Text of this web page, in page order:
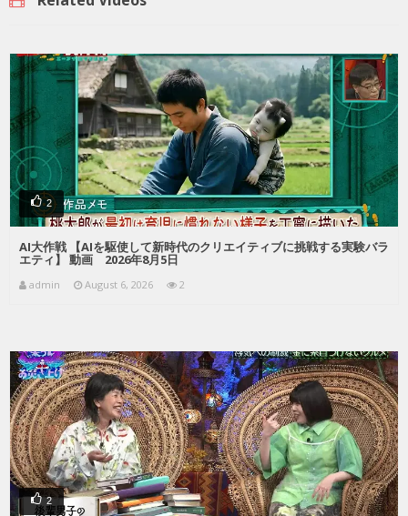
2
AI大作戦 【AIを駆使して新時代のクリエイティブに挑戦する実験バラ
エティ】 動画 2026年8月5日
admin August 6, 2026 2
2